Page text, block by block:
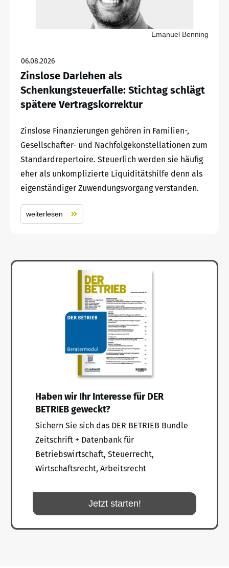
Emanuel Benning
06.08.2026
Zinslose Darlehen als
Schenkungsteuerfalle: Stichtag schlägt
spätere Vertragskorrektur
Zinslose Finanzierungen gehören in Familien-,
Gesellschafter- und Nachfolgekonstellationen zum
Standardrepertoire. Steuerlich werden sie häufig
eher als unkomplizierte Liquiditätshilfe denn als
eigenständiger Zuwendungsvorgang verstanden.
weiterlesen
Haben wir Ihr Interesse für DER
BETRIEB geweckt?
Sichern Sie sich das DER BETRIEB Bundle
Zeitschrift + Datenbank für
Betriebswirtschaft, Steuerrecht,
Wirtschaftsrecht, Arbeitsrecht
Jetzt starten!